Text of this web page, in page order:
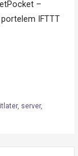
–
IFTTT
, server,